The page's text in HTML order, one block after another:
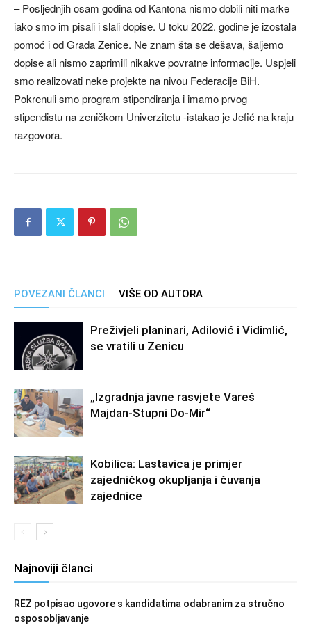
– Posljednjih osam godina od Kantona nismo dobili niti marke
iako smo im pisali i slali dopise. U toku 2022. godine je izostala
pomoć i od Grada Zenice. Ne znam šta se dešava, šaljemo
dopise ali nismo zaprimili nikakve povratne informacije. Uspjeli
smo realizovati neke projekte na nivou Federacije BiH.
Pokrenuli smo program stipendiranja i imamo prvog
stipendistu na zeničkom Univerzitetu -istakao je Jefić na kraju
razgovora.
POVEZANI ČLANCI VIŠE OD AUTORA
Preživjeli planinari, Adilović i Vidimlić,
se vratili u Zenicu
„Izgradnja javne rasvjete Vareš
Majdan-Stupni Do-Mir“
Kobilica: Lastavica je primjer
zajedničkog okupljanja i čuvanja
zajednice
Najnoviji članci
REZ potpisao ugovore s kandidatima odabranim za stručno
osposobljavanje